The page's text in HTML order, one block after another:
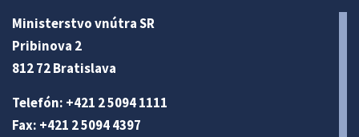
Ministerstvo vnútra SR
Pribinova 2
812 72 Bratislava
Telefón: +421 2 5094 1111
Fax: +421 2 5094 4397